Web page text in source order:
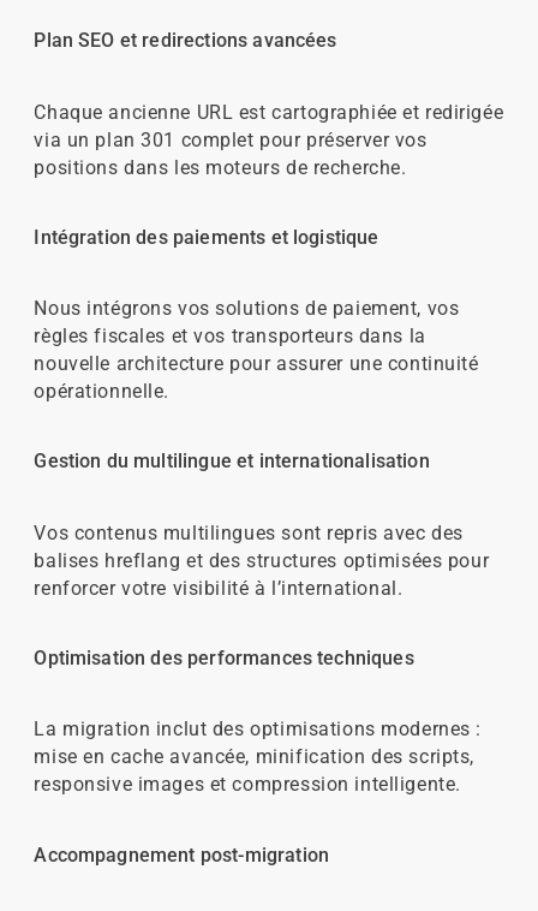
Plan SEO et redirections avancées
Chaque ancienne URL est cartographiée et redirigée
via un plan 301 complet pour préserver vos
positions dans les moteurs de recherche.
Intégration des paiements et logistique
Nous intégrons vos solutions de paiement, vos
règles fiscales et vos transporteurs dans la
nouvelle architecture pour assurer une continuité
opérationnelle.
Gestion du multilingue et internationalisation
Vos contenus multilingues sont repris avec des
balises hreflang et des structures optimisées pour
renforcer votre visibilité à l’international.
Optimisation des performances techniques
La migration inclut des optimisations modernes :
mise en cache avancée, minification des scripts,
responsive images et compression intelligente.
Accompagnement post-migration